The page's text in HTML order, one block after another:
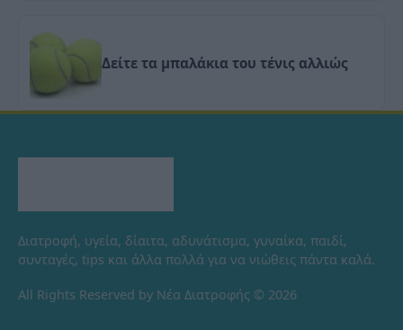
Δείτε τα μπαλάκια του τένις αλλιώς
Διατροφή, υγεία, δίαιτα, αδυνάτισμα, γυναίκα, παιδί,
συνταγές, tips και άλλα πολλά για να νιώθεις πάντα καλά.
All Rights Reserved by Νέα Διατροφής © 2026